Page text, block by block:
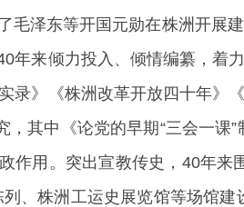
毛泽东等开国元勋在株洲开展
年来倾力投入、倾情编纂，着
录》《株洲改革开放四十年
，其中《论党的早期“三会一
作用。突出宣教传史，40年
、株洲工运史展览馆等场馆